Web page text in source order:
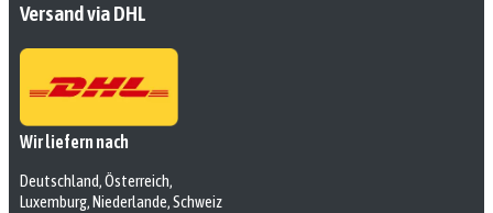
Versand via DHL
Wir liefern nach
Deutschland, Österreich,
Luxemburg, Niederlande, Schweiz